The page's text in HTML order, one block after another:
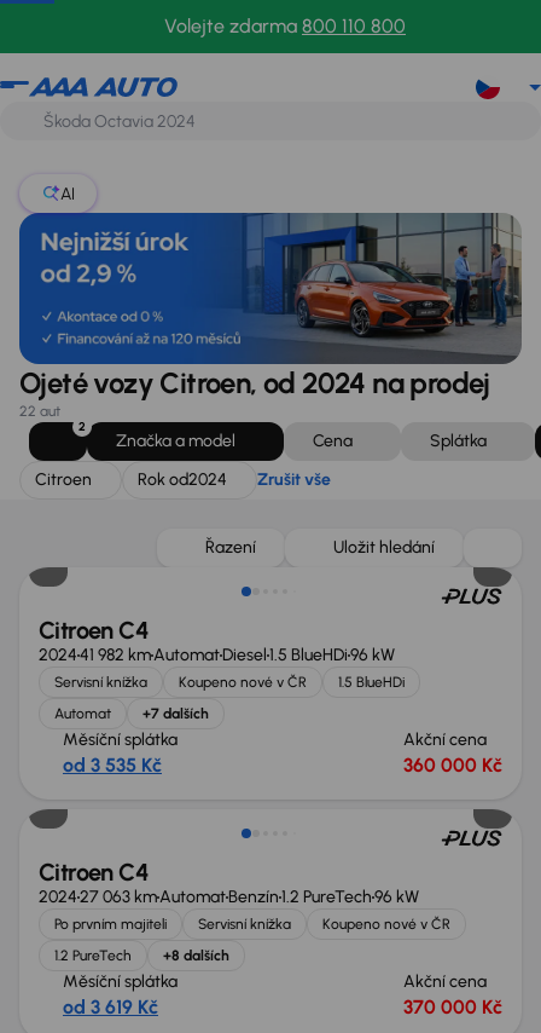
Volejte zdarma 800 110 800
Citroen
AI
Ojeté vozy Citroen, od 2024 na prodej
22 aut
2
Značka a model Cena
Splátka
Citroen
Rok od2024 Zrušit vše
Řazení Uložit hledání
Citroen C4
202441 982 kmAutomatDiesel1.5 BlueHDi96 kW
Servisní knížka Koupeno nové v ČR
1.5 BlueHDi
Automat
+7 dalších
Měsíční splátka
od 3 535 Kč
Akční cena
360 000 Kč
Možnost odpočtu DPH
Citroen C4
202427 063 kmAutomatBenzín1.2 PureTech96 kW
Po prvním majiteli Servisní knížka
Koupeno nové v ČR
1.2 PureTech
+8 dalších
Měsíční splátka
od 3 619 Kč
Akční cena
370 000 Kč
Zlevněno o 10 000 Kč